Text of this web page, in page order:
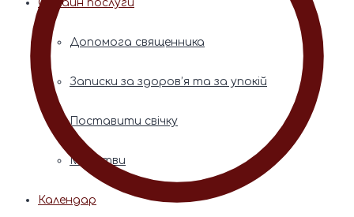
Онлайн послуги
Допомога священника
Записки за здоров’я та за упокій
Поставити свічку
Молитви
Календар